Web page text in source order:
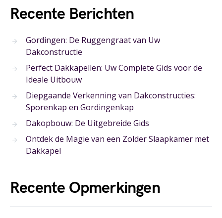
Recente Berichten
Gordingen: De Ruggengraat van Uw
Dakconstructie
Perfect Dakkapellen: Uw Complete Gids voor de
Ideale Uitbouw
Diepgaande Verkenning van Dakconstructies:
Sporenkap en Gordingenkap
Dakopbouw: De Uitgebreide Gids
Ontdek de Magie van een Zolder Slaapkamer met
Dakkapel
Recente Opmerkingen